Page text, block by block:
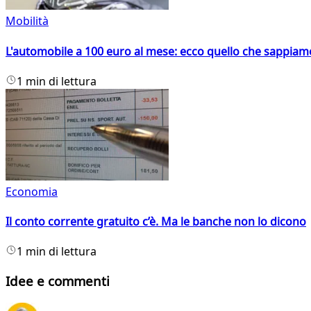
Mobilità
L'automobile a 100 euro al mese: ecco quello che
1 min di lettura
Economia
Il conto corrente gratuito c’è. Ma le banche non lo dicono
1 min di lettura
Idee e commenti